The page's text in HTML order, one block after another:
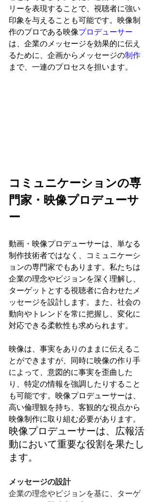
リーを表現することで、視聴者に強い
印象を与えることも可能です。映像制
作のプロである映像プロデューサー
は、企業のメッセージを効果的に伝え
るために、企画からメッセージの制作
まで、一連のプロセスを担います。
コミュニケーションの専
門家・映像プロデューサ
ー
動画・映像プロデューサーは、単なる
制作技術者ではなく、コミュニケーシ
ョンの専門家でもあります。私たちは
企業の理念やビジョンを深く理解し、
ターゲットとする視聴者に合わせたメ
ッセージを設計します。また、社会の
動向やトレンドを常に把握し、変化に
対応できる柔軟性も求められます。
映像は、事実をありのままに伝えるこ
とができますが、同時に映像の作り手
によって、意図的に事実を歪曲した
り、特定の情報を強調したりすること
も可能です。映像プロデューサーは、
高い倫理観を持ち、客観的な視点から
映像制作に取り組む必要があります。
映像プロデューサーは、広報活
動において重要な役割を果たし
ます。
メッセージの設計
企業の理念やビジョンを基に、ターゲ